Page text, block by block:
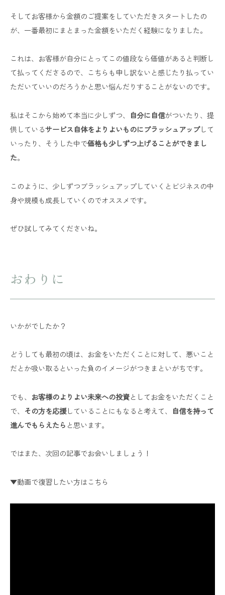
そしてお客様から金額のご提案をしていただきスタートしたの
が、一番最初にまとまった金額をいただく経験になりました。
これは、お客様が自分にとってこの値段なら価値があると判断し
て払ってくださるので、こちらも申し訳ないと感じたり払ってい
ただいていいのだろうかと思い悩んだりすることがないのです。
私はそこから始めて本当に少しずつ、 自分に自信がついたり、提
供しているサービス自体をよりよいものにブラッシュアップして
いったり、そうした中で価格も少しずつ上げることができまし
た。
このように、少しずつブラッシュアップしていくとビジネスの中
身や規模も成長していくのでオススメです。
ぜひ試してみてくださいね。
おわりに
いかがでしたか？
どうしても最初の頃は、お金をいただくことに対して、悪いこと
だとか吸い取るといった負のイメージがつきまといがちです。
でも、 お客様のよりよい未来への投資としてお金をいただくこと
で、 その方を応援していることにもなると考えて、
自信を持って
進んでもらえたら と思います。
ではまた、次回の記事でお会いしましょう！
▼動画で復習したい方はこちら